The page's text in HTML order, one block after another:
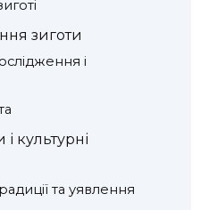
зиготи
і
культурні
та уявлення